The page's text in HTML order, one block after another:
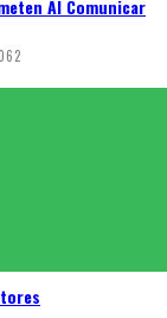
Al Comunicar